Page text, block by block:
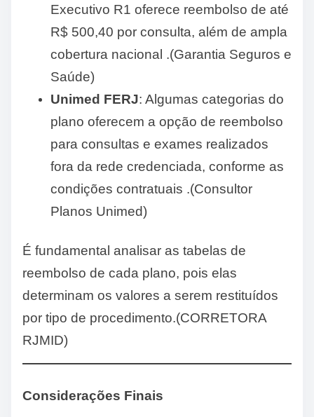
Executivo R1 oferece reembolso de até
R$ 500,40 por consulta, além de ampla
cobertura nacional .(Garantia Seguros e
Saúde)
Unimed FERJ: Algumas categorias do
plano oferecem a opção de reembolso
para consultas e exames realizados
fora da rede credenciada, conforme as
condições contratuais .(Consultor
Planos Unimed)
É fundamental analisar as tabelas de
reembolso de cada plano, pois elas
determinam os valores a serem restituídos
por tipo de procedimento.(CORRETORA
RJMID)
Considerações Finais